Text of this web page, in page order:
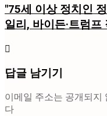
"75세 이상 정치인
일리, 바이든·트럼프
답글 남기기
이메일 주소는 공개되지
다